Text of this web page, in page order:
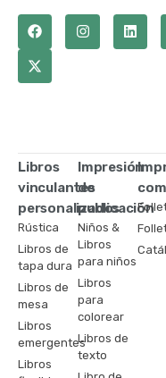
Libros
vinculantes
personalizados
Rústica
Libros de
tapa dura
Libros de
mesa
Libros
emergentes
Libros
Impresión
de
publicación
Niños &
Libros
para niños
Libros
para
colorear
Libros de
texto